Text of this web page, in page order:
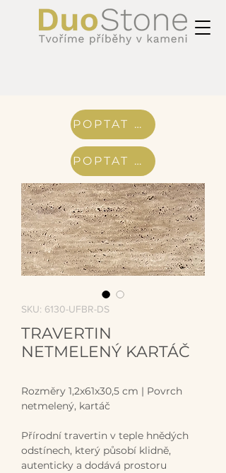
POPTAT CENU
POPTAT CENU
SKU: 6130-UFBR-DS
TRAVERTIN
NETMELENÝ KARTÁČ
Rozměry 1,2x61x30,5 cm | Povrch
netmelený, kartáč
Přírodní travertin v teple hnědých
odstínech, který působí klidně,
autenticky a dodává prostoru